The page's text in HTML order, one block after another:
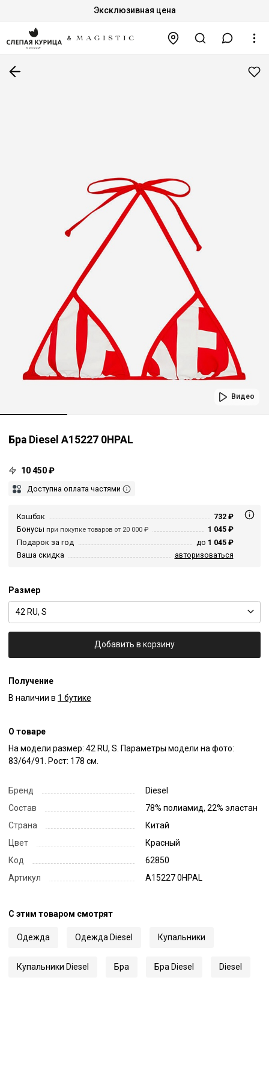
Эксклюзивная цена
Видео
Бра Diesel A15227 0HPAL
10 450 ₽
Доступна оплата частями
Кэшбэк
732 ₽
Бонусы при покупке товаров от 20 000 ₽
1 045 ₽
Подарок за год
до 1 045 ₽
Ваша скидка
авторизоваться
Размер
42 RU, S
Добавить в корзину
Получение
В наличии в 1 бутике
О товаре
На модели размер: 42 RU, S. Параметры модели на фото:
83/64/91. Рост: 178 см.
Бренд
Diesel
Состав
78% полиамид, 22% эластан
Страна
Китай
Цвет
Красный
Код
62850
Артикул
A15227 0HPAL
С этим товаром смотрят
Одежда Одежда Diesel Купальники
Купальники Diesel Бра Бра Diesel Diesel